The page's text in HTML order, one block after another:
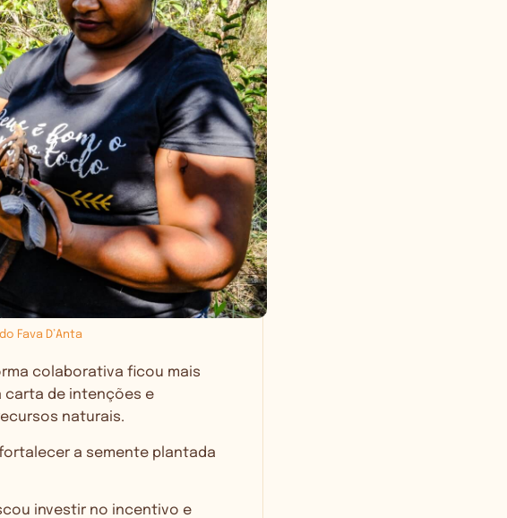
Fava D’Anta
colaborativa ficou mais
carta de intenções e
naturais.
a semente plantada
investir no incentivo e